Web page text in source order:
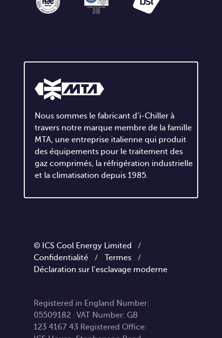
Nous sommes le fabricant d'i-Chiller à
travers notre marque membre de la famille
MTA, une entreprise italienne qui produit
des équipements pour le traitement des
gaz comprimés, la réfrigération industrielle
et la climatisation depuis 1985.
© ICS Cool Energy Limited /
Confidentialité
/ Termes
/
Déclaration sur l'esclavage moderne
Registered in England Number:
05509182 · VAT Number: GB
123 4167 43 Registered Office: